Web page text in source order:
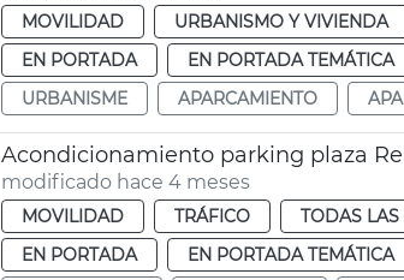
MOVILIDAD URBANISMO Y VIVIENDA
EN PORTADA
EN PORTADA TEMÁTICA
URBANISME
APARCAMIENTO
Acondicionamiento parking plaza
modificado hace 4 meses
MOVILIDAD TRÁFICO TODAS
EN PORTADA
EN PORTADA TEMÁTICA